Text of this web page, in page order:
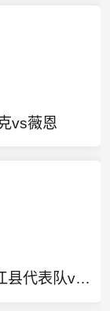
vs薇恩
篮球台江县代表队vs遵义代表队